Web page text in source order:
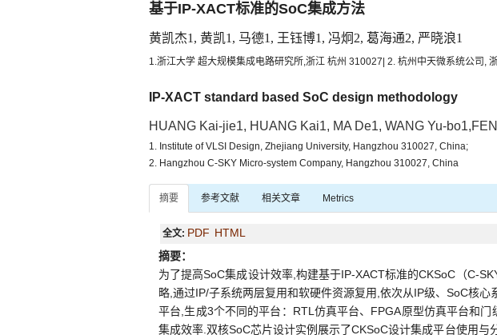
基于IP-XACT标准的SoC集成方法
黄凯杰1, 黄凯1, 马德1, 王钰博1, 冯炯2, 葛海通2, 严晓浪1
1.浙江大学 超大规模集成电路研究所,浙江 杭州 310027| 2. 杭州中天微系统公司,
IP-XACT standard based SoC design methodology
HUANG Kai-jie1, HUANG Kai1, MA De1, WANG Yu-
1. Institute of VLSI Design, Zhejiang University, Hangzhou 310027, China;
2. Hangzhou C-SKY Micro-system Company, Hangzhou 310027, China
摘要 参考文献 相关文章 Metrics
全文: PDF HTML
摘要：
为了提高SoC集成设计效率,构建基于IP-XACT标准的CKSoC（C-
略,通过IP/子系统两层复用和软硬件资源复用,依次从IP级、SoC核
平台,生成3个不同的平台：RTL仿真平台、FPGA原型仿真平台和
集成效率.双核SoC芯片设计实例展示了CKSoC设计集成平台使用与